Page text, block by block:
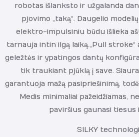
robotas išlanksto ir užgalanda
pjovimo „taką“. Daugelio
elektro-impulsiniu būdu išlieka
tarnauja intin ilgą laiką. „Pull
geležtės ir ypatingos dantų
tik traukiant pjūklą į save.
garantuoja mažą pasipriešinimą,
Medis minimaliai pažeidžiamas,
paviršius gaunasi tiesus
SILKY